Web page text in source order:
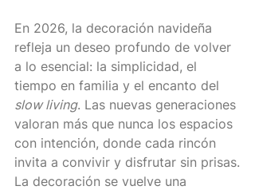
En 2026, la decoración navideña
refleja un deseo profundo de volver
a lo esencial: la simplicidad, el
tiempo en familia y el encanto del
slow living. Las nuevas generaciones
valoran más que nunca los espacios
con intención, donde cada rincón
invita a convivir y disfrutar sin prisas.
La decoración se vuelve una